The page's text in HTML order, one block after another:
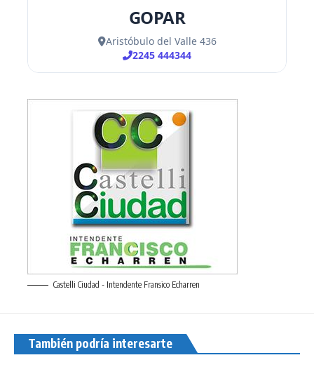
Castelli Ciudad - Intendente Fransico Echarren
También podría interesarte